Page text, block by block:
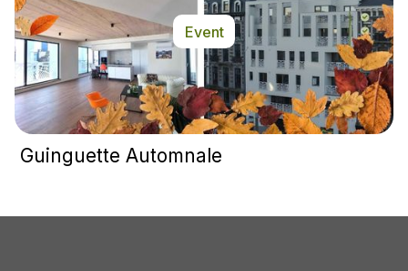
Event
Guinguette Automnale